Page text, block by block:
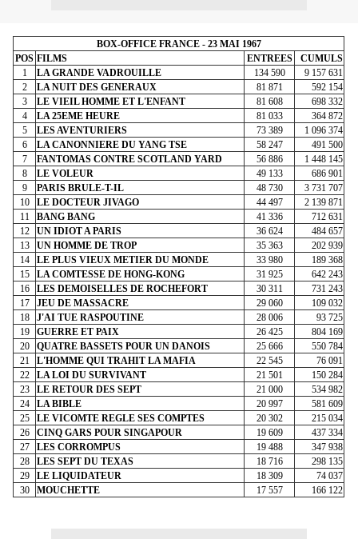
BOX-OFFICE FRANCE - 23 MAI 1967
POS FILMS ENTREES
CUMULS
1
LA GRANDE VADROUILLE 134 590
9 157 631
2
LA NUIT DES GENERAUX 81 871
592 154
3
LE VIEIL HOMME ET L'ENFANT 81 608
698 332
4
LA 25EME HEURE 81 033
364 872
5
LES AVENTURIERS 73 389
1 096 374
6
LA CANONNIERE DU YANG TSE 58 247
491 500
7
FANTOMAS CONTRE SCOTLAND YARD 56 886
1 448 145
8
LE VOLEUR 49 133
686 901
9
PARIS BRULE-T-IL 48 730
3 731 707
10
LE DOCTEUR JIVAGO 44 497
2 139 871
11
BANG BANG 41 336
712 631
12
UN IDIOT A PARIS 36 624
484 657
13
UN HOMME DE TROP 35 363
202 939
14
LE PLUS VIEUX METIER DU MONDE 33 980
189 368
15
LA COMTESSE DE HONG-KONG 31 925
642 243
16
LES DEMOISELLES DE ROCHEFORT 30 311
731 243
17
JEU DE MASSACRE 29 060
109 032
18
J'AI TUE RASPOUTINE 28 006
93 725
19
GUERRE ET PAIX 26 425
804 169
20
QUATRE BASSETS POUR UN DANOIS 25 666
550 784
21
L'HOMME QUI TRAHIT LA MAFIA 22 545
76 091
22
LA LOI DU SURVIVANT 21 501
150 284
23
LE RETOUR DES SEPT 21 000
534 982
24
LA BIBLE 20 997
581 609
25
LE VICOMTE REGLE SES COMPTES 20 302
215 034
26
CINQ GARS POUR SINGAPOUR 19 609
437 334
27
LES CORROMPUS 19 488
347 938
28
LES SEPT DU TEXAS 18 716
298 135
29
LE LIQUIDATEUR 18 309
74 037
30
MOUCHETTE 17 557 166 122